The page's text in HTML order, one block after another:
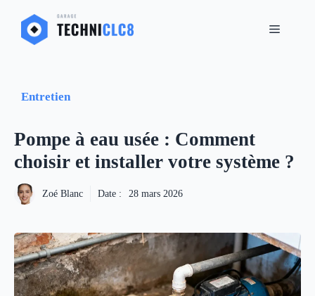
MENU
Entretien
Pompe à eau usée : Comment
choisir et installer votre système ?
Zoé Blanc Date : 28 mars 2026